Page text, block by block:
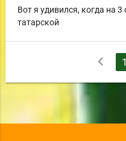
Вот я удивился, когда на 3
татарской
chevron_left 1